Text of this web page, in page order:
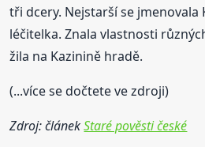
tři dcery. Nejstarší se jmenovala
léčitelka. Znala vlastnosti
žila na Kazinině hradě.
(...více se dočtete ve zdroji)
Zdroj: článekStaré pověsti české